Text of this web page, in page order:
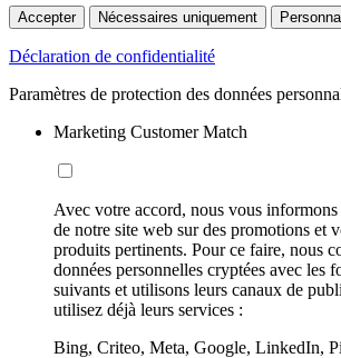
Accepter Nécessaires uniquement
Déclaration de confidentialité
Paramètres de protection des données
Marketing Customer Match
Avec votre accord, nous vous informons
de notre site web sur des promotions et
produits pertinents. Pour ce faire, nous
données personnelles cryptées avec les
suivants et utilisons leurs canaux de
utilisez déjà leurs services :
Bing, Criteo, Meta, Google, LinkedIn,